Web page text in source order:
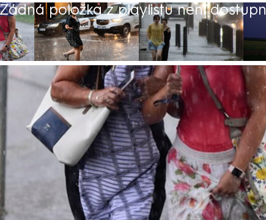
položka z playlistu není
se ponese ve znamení přeháněk a deště,
území Česka. Zejména v Čechách však
varují meteorologové z Českého
ústavu (ČHMÚ).